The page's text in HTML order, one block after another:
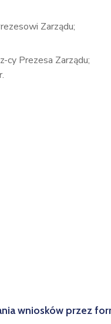
Zarządu;
cy Prezesa Zarządu;
wniosków przez